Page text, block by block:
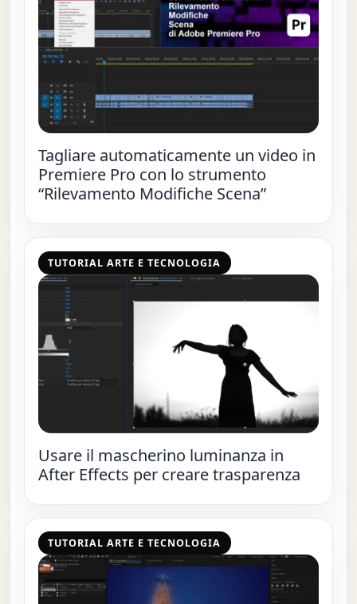
Tagliare automaticamente un video in
Premiere Pro con lo strumento
“Rilevamento Modifiche Scena”
TUTORIAL ARTE E TECNOLOGIA
Usare il mascherino luminanza in
After Effects per creare trasparenza
TUTORIAL ARTE E TECNOLOGIA